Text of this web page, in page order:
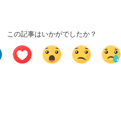
この記事はいかがでしたか？